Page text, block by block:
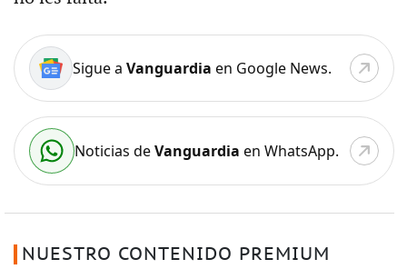
Sigue a Vanguardia en Google News.
Noticias deVanguardia en WhatsApp.
NUESTRO CONTENIDO PREMIUM